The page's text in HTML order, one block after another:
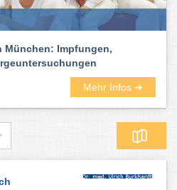
München: Impfungen,
Mehr Infos ➜